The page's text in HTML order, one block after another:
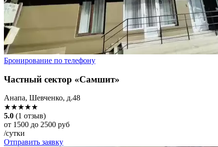
Бронирование по телефону
Частный сектор «Самшит»
Анапа, Шевченко, д.48
★★★★★
5.0 (1 отзыв)
от 1500 до 2500 руб
/сутки
Отправить заявку